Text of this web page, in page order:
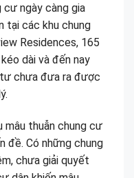
cư ngày càng gia
tại các khu chung
Residences, 165
dài và đến nay
chưa đưa ra được
mâu thuẫn chung cư
đề. Có những chung
chưa giải quyết